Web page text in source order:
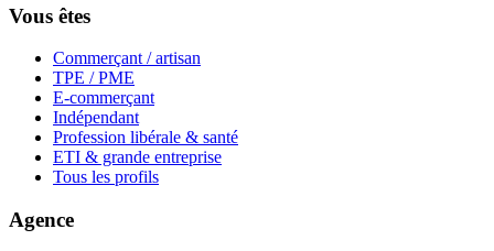
Vous êtes
Commerçant / artisan
TPE / PME
E-commerçant
Indépendant
Profession libérale & santé
ETI & grande entreprise
Tous les profils
Agence